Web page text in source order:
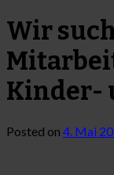
Wir
Kinder-
Posted on 4. Mai